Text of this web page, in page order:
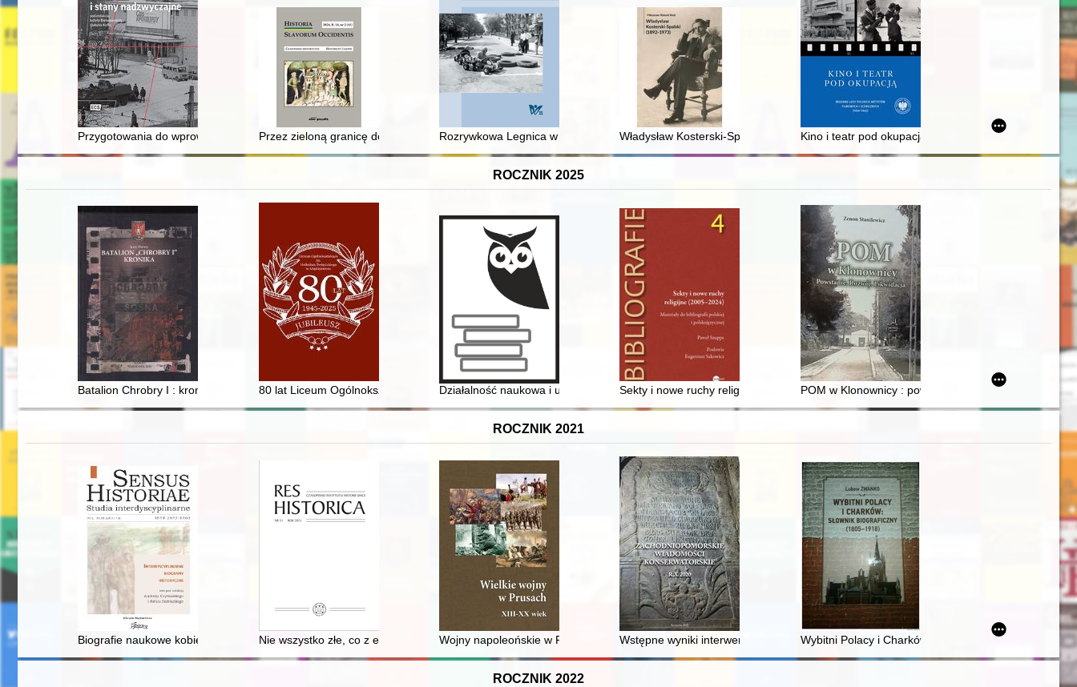
Przygotowania do wprowadzenia stanu wojennego w PolscePrzez zieloną granicę do raju", czyli Kilka uwag o książce Serhija Humennego "Uchodźcy : nielegalne przekraczanie granicy polsko-sowieckiej w latach 1918-
Rozrywkowa Legnica w drugiej połowie XX wiekuWładysław Kosterski-Spalski (1892-1973)Kino i teatr pod okupacją : wojenne losy polskich
ROCZNIK 2025
Batalion Chrobry I : kronika : na podstawie powielaczowych kronik Batalionu, relacji uczestników i dokumentów archiwalnych
80 lat Liceum Ogólnokształcącego im. Heliodora Święcickiego w Międzyrzeczu
Działalność naukowa i upowszechniająca badania naukowe Ośrodka Badań Historii Kobiet Instytutu Studiów Kobiecych w
Sekty i nowe ruchy religijne (2005-2024) : materiały do bibliografii polskiej i
POM w Klonownicy : powstanie : rozwój : likwidacja
ROCZNIK 2021
Biografie naukowe kobiet : kilka uwag o tym, czy i jak je badać?Nie wszystko złe, co z epoki saskiej : refleksje na temat ocen historiografii polskiej na przykładzie konfederacji tarnogrodzkiej = Not everything that's bad
Wojny napoleońskie w Prusach WschodnichWstępne wyniki interwencyjnych badań archeologicznych przeprowadzonych w 2020
Wybitni Polacy i Charków : słownik biograficzny :
ROCZNIK 2022